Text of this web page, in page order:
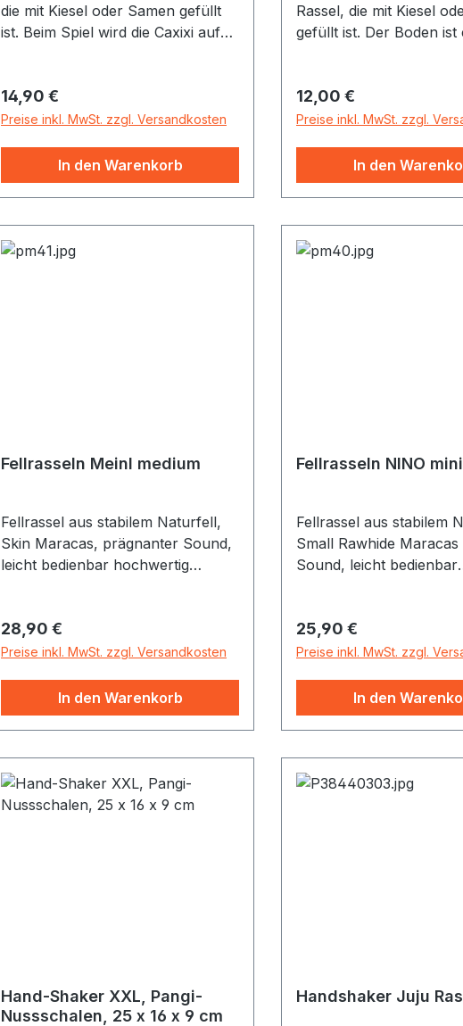
die mit Kiesel oder Samen gefüllt
ist. Beim Spiel wird die Caxixi auf
Kalebasse oder auf das Geflecht
trifft und je nach dem ein hoher,
Ton erklingt. Caxixi Material:
Rattan mit Naturfellboden, Farbe:
Natural
Regulärer Preis:
14,90 €
Preise inkl. MwSt. zzgl. Versandkosten
In den Warenkorb
Rassel, die mit Kiesel
gefüllt ist. Der Boden ist
ab bewegt bzw. gedreht,
der Inhalt entweder auf
trifft und je nach dem
scharfer oder ein
Ton erklingt.
Regulärer Preis:
12,00 €
Preise inkl. MwSt. zzgl.
In den
Fellrasseln Meinl medium
Fellrassel aus stabilem Naturfell,
Skin Maracas, prägnanter Sound,
leicht bedienbar hochwertig
Durchmesser: 5,4 cm
Lieferumfang: 1 Paar
Regulärer Preis:
28,90 €
Preise inkl. MwSt. zzgl. Versandkosten
In den Warenkorb
Fellrasseln NINO mini
Fellrassel aus stabilem
Small Rawhide
Sound, leicht bedienbar
Durchmesser: 4,9 cm
Lieferumfang: 1 Paar
Regulärer Preis:
25,90 €
Preise inkl. MwSt. zzgl.
In den
Hand-Shaker XXL, Pangi-
Nussschalen, 25 x 16 x 9 cm
Handshaker Juju